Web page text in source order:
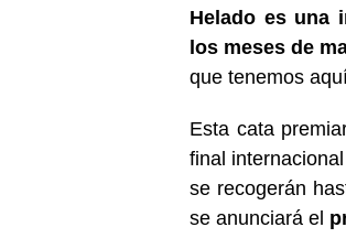
Helado es una
los meses de
que tenemos
Esta cata
final
se recogerán
se anunciará el